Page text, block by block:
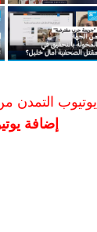
التمدن من
إضافة